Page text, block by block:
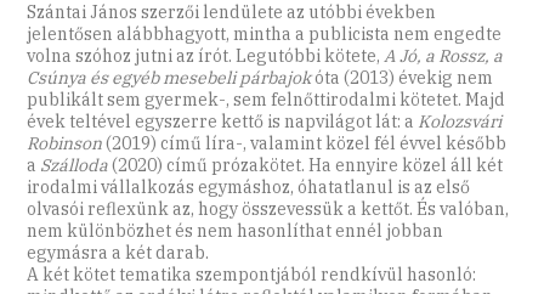
Szántai János szerzői lendülete az utóbbi években
jelentősen alábbhagyott, mintha a publicista nem engedte
volna szóhoz jutni az írót. Legutóbbi kötete,A Jó, a Rossz, a
Csúnya és egyéb mesebeli párbajokóta (2013) évekig nem
publikált sem gyermek-, sem felnőttirodalmi kötetet. Majd
évek teltével egyszerre kettő is napvilágot lát: a Kolozsvári
Robinson(2019) című líra-, valamint közel fél évvel később
a Szálloda(2020) című prózakötet. Ha ennyire közel áll két
irodalmi vállalkozás egymáshoz, óhatatlanul is az első
olvasói reflexünk az, hogy összevessük a kettőt. És valóban,
nem különbözhet és nem hasonlíthat ennél jobban
egymásra a két darab.
A két kötet tematika szempontjából rendkívül hasonló: